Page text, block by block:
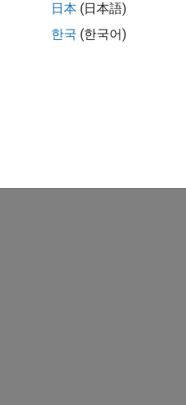
日本 (日本語)
한국 (한국어)